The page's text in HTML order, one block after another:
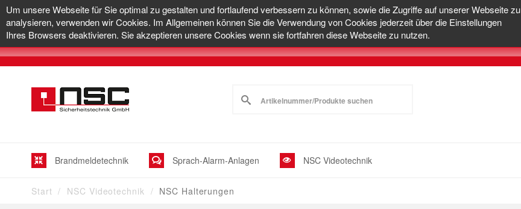
Um unsere Webseite für Sie optimal zu gestalten und fortlaufend verbessern zu können, sowie die Zugriffe auf unserer Webseite zu
analysieren, verwenden wir Cookies. Im Allgemeinen können Sie die Verwendung von Cookies jederzeit über die Einstellungen
Ihres Browsers deaktivieren. Sie akzeptieren unsere Cookies wenn sie fortfahren diese Webseite zu nutzen.
Brandmeldetechnik Sprach-Alarm-Anlagen NSC Videotechnik
Start NSC Videotechnik NSC Halterungen